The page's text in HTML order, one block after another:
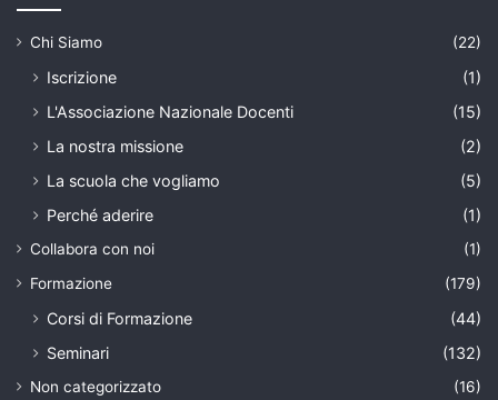
Chi Siamo (22)
Iscrizione
(1)
L'Associazione Nazionale Docenti
(15)
La nostra missione
(2)
La scuola che vogliamo
(5)
Perché aderire
(1)
Collabora con noi
(1)
Formazione
(179)
Corsi di Formazione
(44)
Seminari
(132)
Non categorizzato (16)